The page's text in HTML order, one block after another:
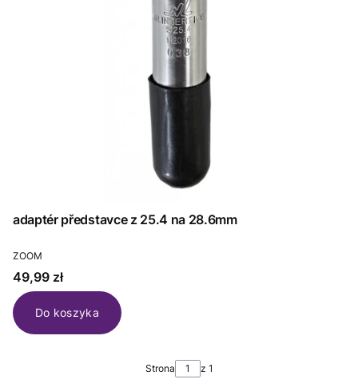
adaptér představce z 25.4 na 28.6mm
PRODUCENT
ZOOM
Cena
49,99 zł
Do koszyka
Strona z 1